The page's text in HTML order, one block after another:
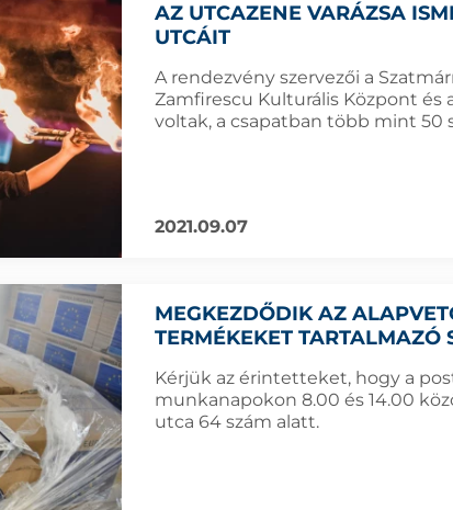
AZ UTCAZENE VARÁZSA
UTCÁIT
A rendezvény szervezői a
Zamfirescu Kulturális Központ és
voltak, a csapatban több mint 50
2021.09.07
MEGKEZDŐDIK AZ
TERMÉKEKET TARTALMAZÓ
Kérjük az érintetteket, hogy a
munkanapokon 8.00 és 14.00
utca 64 szám alatt.